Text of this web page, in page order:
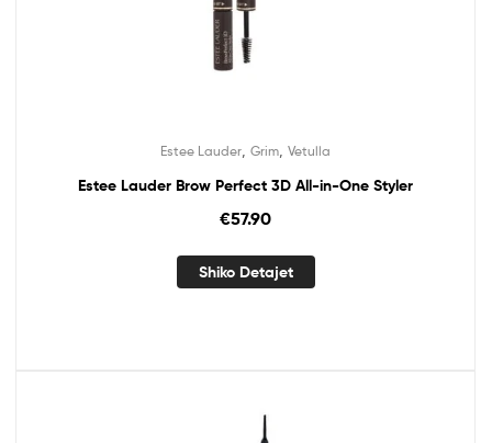
Estee Lauder Grim Vetulla
Estee Lauder Brow Perfect 3D All-in-One Styler
€57.90
Shiko Detajet